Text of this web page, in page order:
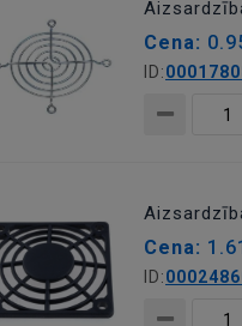
Cena:
ID:
Cena:
ID: